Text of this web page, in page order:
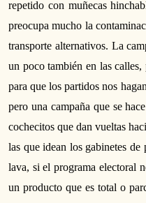
repetido con muñecas
preocupa mucho la
transporte alternativos. La
un poco también en las
para que los partidos nos
pero una campaña que se
cochecitos que dan vueltas
las que idean los gabinetes
lava, si el programa electoral
un producto que es total o